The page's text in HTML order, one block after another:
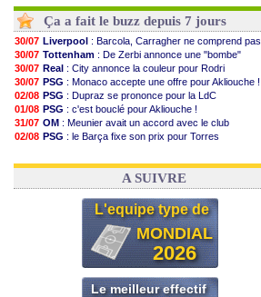
Ça a fait le buzz depuis 7 jours
30/07 Liverpool : Barcola, Carragher ne comprend pas
30/07 Tottenham : De Zerbi annonce une "bombe"
30/07 Real : City annonce la couleur pour Rodri
30/07 PSG : Monaco accepte une offre pour Akliouche !
02/08 PSG : Dupraz se prononce pour la LdC
01/08 PSG : c'est bouclé pour Akliouche !
31/07 OM : Meunier avait un accord avec le club
02/08 PSG : le Barça fixe son prix pour Torres
03/08 FIFA: Infantino sollicite Trump
A SUIVRE
L'equipe type de
MONDIAL
2026
Le meilleur effectif